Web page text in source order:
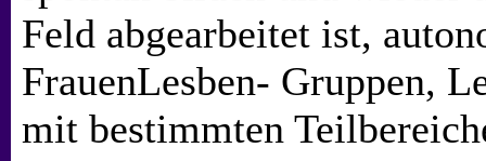
Feld abgearbeitet ist,
FrauenLesben- Gruppen,
mit bestimmten